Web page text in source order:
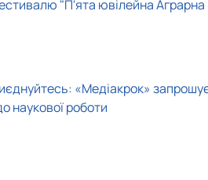
"П'ята ювілейна Аграрна
«Медіакрок»
наукової роботи